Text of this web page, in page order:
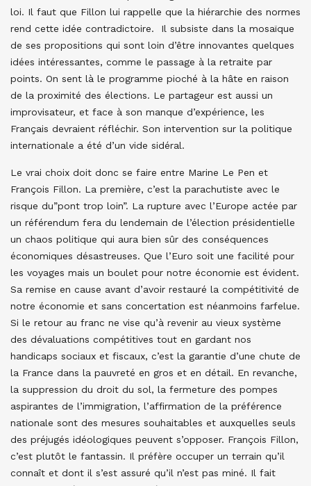
loi. Il faut que Fillon lui rappelle que la hiérarchie des normes
rend cette idée contradictoire. Il subsiste dans la mosaïque
de ses propositions qui sont loin d’être innovantes quelques
idées intéressantes, comme le passage à la retraite par
points. On sent là le programme pioché à la hâte en raison
de la proximité des élections. Le partageur est aussi un
improvisateur, et face à son manque d’expérience, les
Français devraient réfléchir. Son intervention sur la politique
internationale a été d’un vide sidéral.
Le vrai choix doit donc se faire entre Marine Le Pen et
François Fillon. La première, c’est la parachutiste avec le
risque du”pont trop loin”. La rupture avec l’Europe actée par
un référendum fera du lendemain de l’élection présidentielle
un chaos politique qui aura bien sûr des conséquences
économiques désastreuses. Que l’Euro soit une facilité pour
les voyages mais un boulet pour notre économie est évident.
Sa remise en cause avant d’avoir restauré la compétitivité de
notre économie et sans concertation est néanmoins farfelue.
Si le retour au franc ne vise qu’à revenir au vieux système
des dévaluations compétitives tout en gardant nos
handicaps sociaux et fiscaux, c’est la garantie d’une chute de
la France dans la pauvreté en gros et en détail. En revanche,
la suppression du droit du sol, la fermeture des pompes
aspirantes de l’immigration, l’affirmation de la préférence
nationale sont des mesures souhaitables et auxquelles seuls
des préjugés idéologiques peuvent s’opposer. François Fillon,
c’est plutôt le fantassin. Il préfère occuper un terrain qu’il
connaît et dont il s’est assuré qu’il n’est pas miné. Il fait